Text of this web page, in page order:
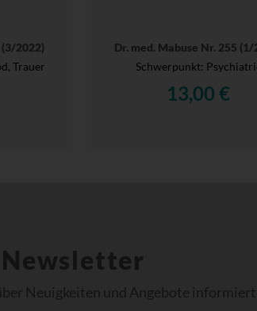
2022)
Trauer
Dr. med. Mabuse Nr. 255 (1/
Schwerpunkt:
13,00 €
Newsletter
Neuigkeiten und Angebote